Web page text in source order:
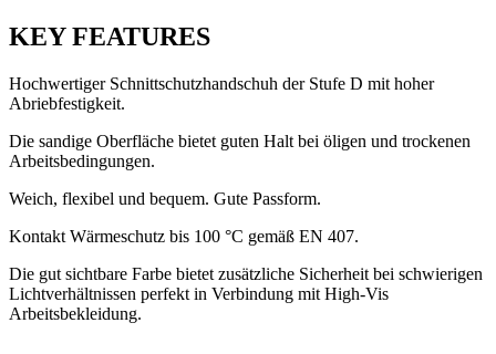
KEY FEATURES
Hochwertiger Schnittschutzhandschuh der Stufe D mit hoher
Abriebfestigkeit.
Die sandige Oberfläche bietet guten Halt bei öligen und trockenen
Arbeitsbedingungen.
Weich, flexibel und bequem. Gute Passform.
Kontakt Wärmeschutz bis 100 °C gemäß EN 407.
Die gut sichtbare Farbe bietet zusätzliche Sicherheit bei schwierigen
Lichtverhältnissen perfekt in Verbindung mit High-Vis
Arbeitsbekleidung.